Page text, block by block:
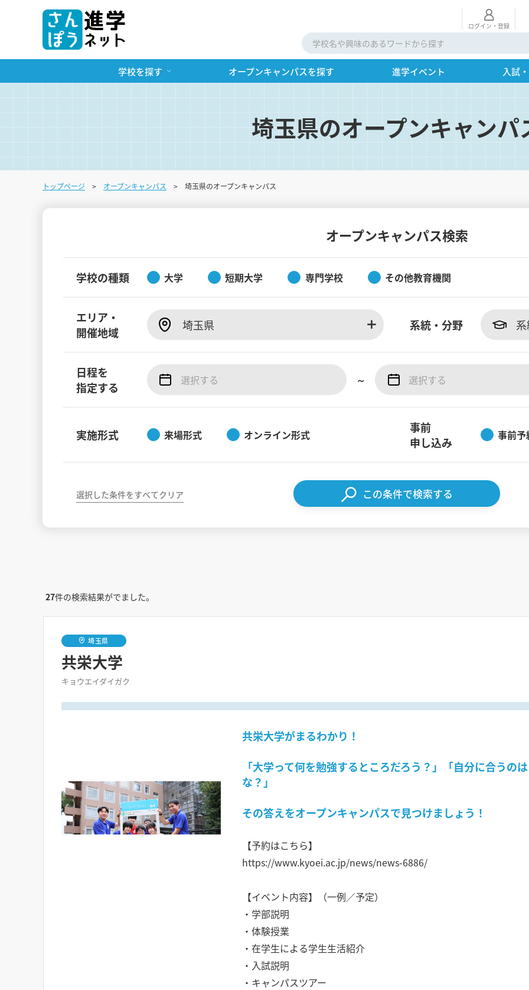
ログイン・登録
学校を探す オープンキャンパスを探す 進学イベント 入試
埼玉県のオープンキャンパ
トップページ オープンキャンパス 埼玉県のオープンキャンパス
オープンキャンパス検索
学校の種類 大学 短期大学 専門学校 その他教育機関
エリア・
開催地域
埼玉県 系統・分野
日程を
指定する
～
実施形式 来場形式 オンライン形式
事前
申し込み
事前
この条件で検索する
選択した条件をすべてクリア
27件の検索結果がでました。
埼玉県
共栄大学
キョウエイダイガク
共栄大学がまるわかり！
「大学って何を勉強するところだろう？」「自分に合うの
な？」
その答えをオープンキャンパスで見つけましょう！
【予約はこちら】
https://www.kyoei.ac.jp/news/news-6886/
【イベント内容】（一例／予定）
・学部説明
・体験授業
・在学生による学生生活紹介
・入試説明
・キャンパスツアー